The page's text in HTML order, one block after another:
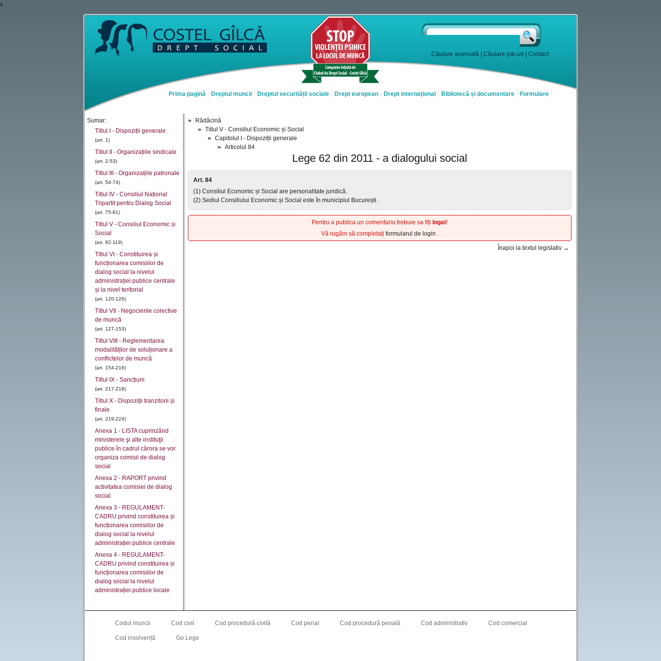
s
Căutare avansată Căutare job-uri Contact
Prima pagină Dreptul muncii Dreptul securității sociale Drept european Drept internațional Bibliotecă și documentare Formulare
Sumar:
Titlul I - Dispoziții generale
(art. 1)
Titlul II - Organizațiile sindicale
(art. 2-53)
Titlul III - Organizațiile patronale
(art. 54-74)
Titlul IV - Consiliul Național
Tripartit pentru Dialog Social
(art. 75-81)
Titlul V - Consiliul Economic și
Social
(art. 82-119)
Titlul VI - Constituirea și
funcționarea comisiilor de
dialog social la nivelul
administrației publice centrale
și la nivel teritorial
(art. 120-126)
Titlul VII - Negocierile colective
de muncă
(art. 127-153)
Titlul VIII - Reglementarea
modalităților de soluționare a
conflictelor de muncă
(art. 154-216)
Titlul IX - Sancțiuni
(art. 217-218)
Titlul X - Dispoziții tranzitorii și
finale
(art. 219-224)
Anexa 1 - LISTA cuprinzând
ministerele şi alte instituţii
publice în cadrul cărora se vor
organiza comisii de dialog
social
Anexa 2 - RAPORT privind
activitatea comisiei de dialog
social
Anexa 3 - REGULAMENT-
CADRU privind constituirea și
funcționarea comisiilor de
dialog social la nivelul
administrației publice centrale
Anexa 4 - REGULAMENT-
CADRU privind constituirea și
funcționarea comisiilor de
dialog social la nivelul
administrației publice locale
Rădăcină
Titlul V - Consiliul Economic și Social
Capitolul I - Dispoziții generale
Articolul 84
Lege 62 din 2011 - a dialogului social
Art. 84
(1) Consiliul Economic și Social are personalitate juridică.
(2) Sediul Consiliului Economic și Social este în municipiul București.
Pentru a publica un comentariu trebuie sa fiți logat!
Vă rugăm să completați formularul de login .
Înapoi la textul legislativ →
Codul muncii Cod civil Cod procedură civilă Cod penal Cod procedură penală Cod administrativ Cod comercial
Cod insolvență Go Lege